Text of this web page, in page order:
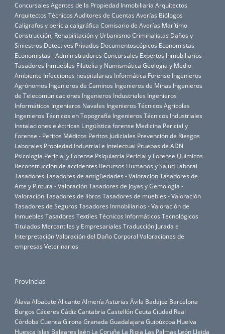
Concursales Agentes de la Propiedad Inmobiliaria Arquitectos
Arquitectos Técnicos Auditores de Cuentas Averías Biólogos
Calígrafos y pericia caligráfica Comisario de Averías Marítimo
Construcción, Rehabilitación y UrbanismoCriminalistas Daños y
Siniestros Detectives Privados Documentoscópicos Economistas
Economistas - Administradores Concursales Expertos Inmobiliarios -
Tasadores Inmuebles Filatelia y Numismática Geología y Medio
Ambiente Infecciones hospitalarias Informática Forense Ingenieros
Agrónomos Ingenieros de Caminos Ingenieros de Minas Ingenieros
de Telecomunicaciones Ingenieros Industriales Ingenieros
Informáticos Ingenieros Navales Ingenieros Técnicos Agrícolas
Ingenieros Técnicos en Topografía Ingenieros Técnicos Industriales
Instalaciones eléctricas Lingüística forense Medicina Pericial y
Forense - Peritos Médicos Peritos Judiciales Prevención de Riesgos
Laborales Propiedad Industrial e Intelectual Pruebas de ADN
Psicología Pericial y Forense Psiquiatría Pericial y Forense Químicos
Reconstrucción de accidentes Recursos Humanos y Salud Laboral
Tasadores Tasadores de antigüedades - ValoraciónTasadores de
Arte y Pintura - ValoraciónTasadores de Joyas y Gemología -
ValoraciónTasadores de libros Tasadores de muebles - Valoración
Tasadores de Seguros Tasadores Inmobiliarios - Valoración de
Inmuebles Tasadores Textiles Técnicos Informáticos Tecnológicos
Titulados Mercantiles y Empresariales Traducción Jurada e
InterpretaciónValoración del Daño Corporal Valoraciones de
empresas Veterinarios
Provincias
Álava Albacete Alicante Almería Asturias Ávila Badajoz Barcelona
Burgos Cáceres Cádiz Cantabria CastellónCeuta Ciudad Real
Córdoba Cuenca Girona Granada Guadalajara Guipúzcoa Huelva
Huesca Islas Baleares Jaén La Coruña La Rioja Las Palmas León Lleida